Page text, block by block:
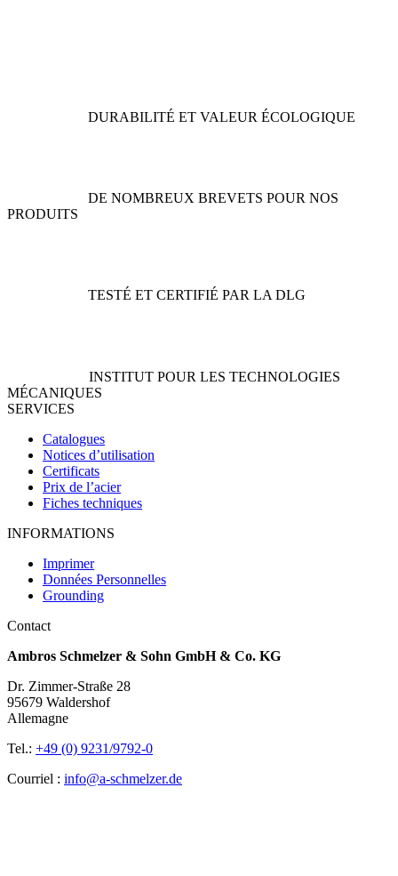
choisies
produit
DURABILITÉ ET VALEUR ÉCOLOGIQUE
DE NOMBREUX BREVETS POUR NOS
PRODUITS
TESTÉ ET CERTIFIÉ PAR LA DLG
INSTITUT POUR LES TECHNOLOGIES
MÉCANIQUES
SERVICES
Catalogues
Notices d’utilisation
Certificats
Prix de l’acier
Fiches techniques
INFORMATIONS
Imprimer
Données Personnelles
Grounding
Contact
Ambros Schmelzer & Sohn GmbH & Co. KG
Dr. Zimmer-Straße 28
95679 Waldershof
Allemagne
Tel.: +49 (0) 9231/9792-0
Courriel : info@a-schmelzer.de